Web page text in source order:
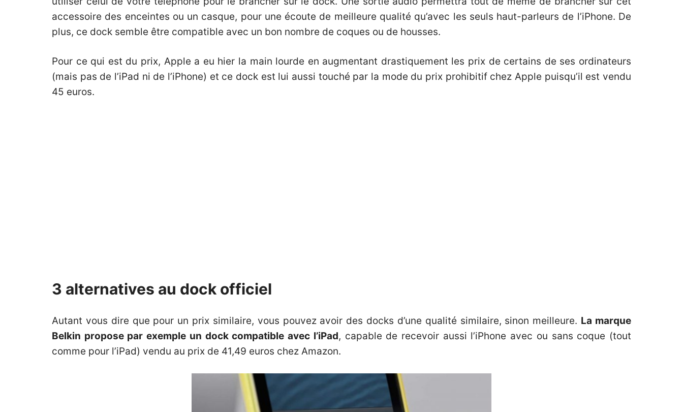
accessoire des enceintes ou un casque, pour une écoute de meilleure qualité qu’avec les seuls haut-parleurs de l’iPhone. De
plus, ce dock semble être compatible avec un bon nombre de coques ou de housses.
Pour ce qui est du prix, Apple a eu hier la main lourde en augmentant drastiquement les prix de certains de ses ordinateurs
(mais pas de l’iPad ni de l’iPhone) et ce dock est lui aussi touché par la mode du prix prohibitif chez Apple puisqu’il est vendu
45 euros.
3 alternatives au dock officiel
Autant vous dire que pour un prix similaire, vous pouvez avoir des docks d’une qualité similaire, sinon meilleure. La marque
Belkin propose par exemple un dock compatible avec l’iPad, capable de recevoir aussi l’iPhone avec ou sans coque (tout
comme pour l’iPad) vendu au prix de 41,49 euros chez Amazon.